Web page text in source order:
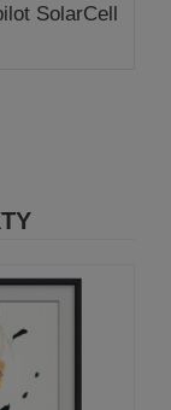
SolarCell